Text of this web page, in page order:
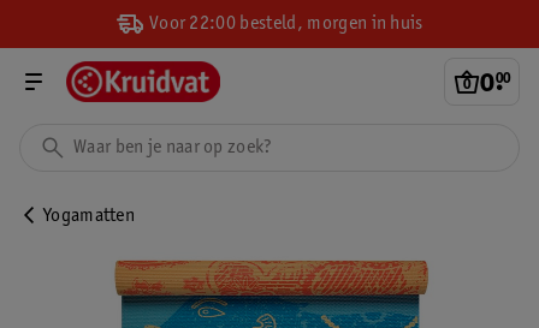
Voor 22:00 besteld, morgen in huis
0.
00
Yogamatten